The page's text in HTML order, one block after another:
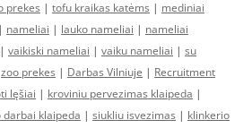
prekes | tofu kraikas katėms | mediniai
| nameliai | lauko nameliai | nameliai
| vaikiski nameliai | vaiku nameliai | su
zoo prekes | Darbas Vilniuje | Recruitment
lęšiai | kroviniu pervezimas klaipeda |
klaipeda | siukliu isvezimas | klinkerio